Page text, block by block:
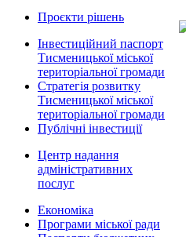
Проєкти рішень
Інвестиційний паспорт
Тисменицької міської
територіальної громади
Стратегія розвитку
Тисменицької міської
територіальної громади
Публічні інвестиції
Центр надання
адміністративних
послуг
Економіка
Програми міської ради